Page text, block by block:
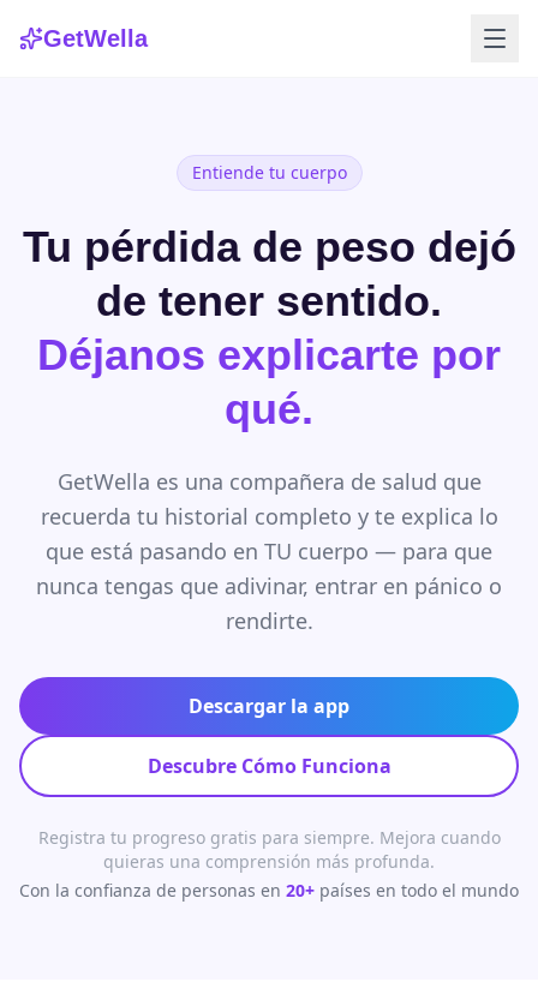
GetWella
Entiende tu cuerpo
Tu pérdida de peso dejó
de tener sentido.
Déjanos explicarte por
qué.
GetWella es una compañera de salud que
recuerda tu historial completo y te explica lo
que está pasando en TU cuerpo — para que
nunca tengas que adivinar, entrar en pánico o
rendirte.
Descargar la app
Descubre Cómo Funciona
Registra tu progreso gratis para siempre. Mejora cuando
quieras una comprensión más profunda.
Con la confianza de personas en 20+ países en todo el mundo